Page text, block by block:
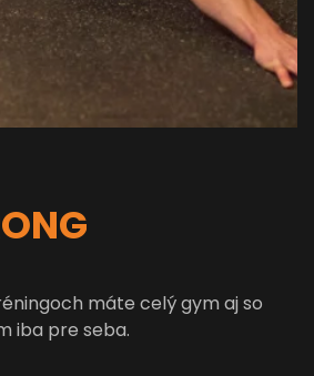
máte celý gym aj so
iba pre seba.